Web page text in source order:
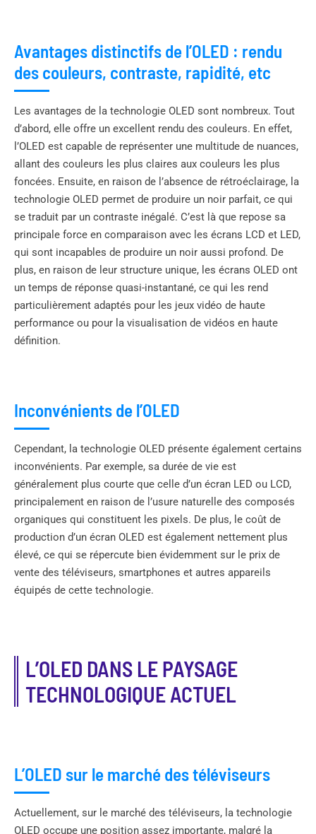
Avantages distinctifs de l’OLED : rendu
des couleurs, contraste, rapidité, etc
Les avantages de la technologie OLED sont nombreux. Tout
d’abord, elle offre un excellent rendu des couleurs. En effet,
l’OLED est capable de représenter une multitude de nuances,
allant des couleurs les plus claires aux couleurs les plus
foncées. Ensuite, en raison de l’absence de rétroéclairage, la
technologie OLED permet de produire un noir parfait, ce qui
se traduit par un contraste inégalé. C’est là que repose sa
principale force en comparaison avec les écrans LCD et LED,
qui sont incapables de produire un noir aussi profond. De
plus, en raison de leur structure unique, les écrans OLED ont
un temps de réponse quasi-instantané, ce qui les rend
particulièrement adaptés pour les jeux vidéo de haute
performance ou pour la visualisation de vidéos en haute
définition.
Inconvénients de l’OLED
Cependant, la technologie OLED présente également certains
inconvénients. Par exemple, sa durée de vie est
généralement plus courte que celle d’un écran LED ou LCD,
principalement en raison de l’usure naturelle des composés
organiques qui constituent les pixels. De plus, le coût de
production d’un écran OLED est également nettement plus
élevé, ce qui se répercute bien évidemment sur le prix de
vente des téléviseurs, smartphones et autres appareils
équipés de cette technologie.
L’OLED DANS LE PAYSAGE
TECHNOLOGIQUE ACTUEL
L’OLED sur le marché des téléviseurs
Actuellement, sur le marché des téléviseurs, la technologie
OLED occupe une position assez importante, malgré la